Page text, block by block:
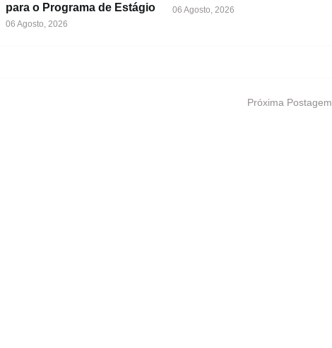
para o Programa de Estágio
06 Agosto, 2026
06 Agosto, 2026
Próxima Postagem